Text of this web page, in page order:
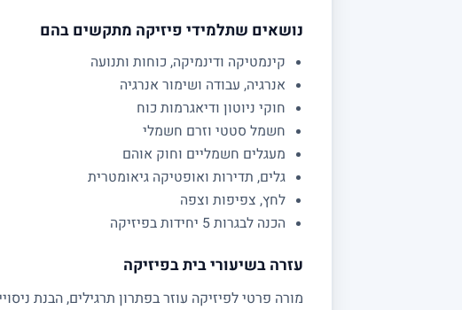
נושאים שתלמידי פיזיקה מתקשים בהם
קינמטיקה ודינמיקה, כוחות ותנועה
אנרגיה, עבודה ושימור אנרגיה
חוקי ניוטון ודיאגרמות כוח
חשמל סטטי וזרם חשמלי
מעגלים חשמליים וחוק אוהם
גלים, תדירות ואופטיקה גיאומטרית
לחץ, צפיפות וצפה
הכנה לבגרות 5 יחידות בפיזיקה
עזרה בשיעורי בית בפיזיקה
מורה פרטי לפיזיקה עוזר בפתרון תרגילים, הבנת